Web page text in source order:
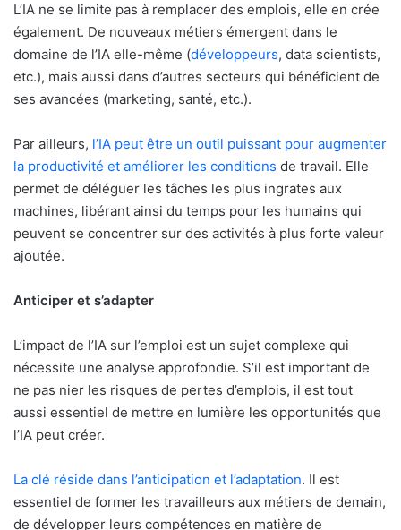
L’IA ne se limite pas à remplacer des emplois, elle en crée
également. De nouveaux métiers émergent dans le
domaine de l’IA elle-même (développeurs, data scientists,
etc.), mais aussi dans d’autres secteurs qui bénéficient de
ses avancées (marketing, santé, etc.).
Par ailleurs, l’IA peut être un outil puissant pour augmenter
la productivité et améliorer les conditions de travail. Elle
permet de déléguer les tâches les plus ingrates aux
machines, libérant ainsi du temps pour les humains qui
peuvent se concentrer sur des activités à plus forte valeur
ajoutée.
Anticiper et s’adapter
L’impact de l’IA sur l’emploi est un sujet complexe qui
nécessite une analyse approfondie. S’il est important de
ne pas nier les risques de pertes d’emplois, il est tout
aussi essentiel de mettre en lumière les opportunités que
l’IA peut créer.
La clé réside dans l’anticipation et l’adaptation. Il est
essentiel de former les travailleurs aux métiers de demain,
de développer leurs compétences en matière de